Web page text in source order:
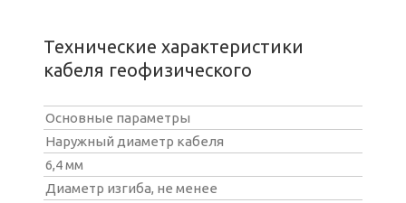
Технические характеристики
кабеля геофизического
Основные параметры
Наружный диаметр кабеля
6,4 мм
Диаметр изгиба, не менее